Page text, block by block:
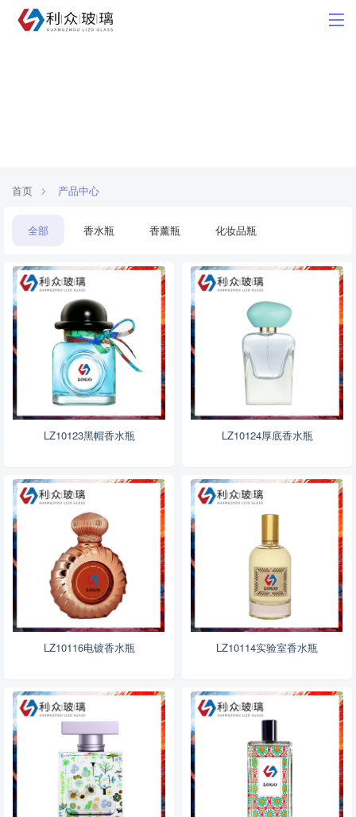
首页 产品中心
全部 香水瓶 香薰瓶 化妆品瓶
LZ10123黑帽香水瓶 LZ10124厚底香水瓶
LZ10116电镀香水瓶 LZ10114实验室香水瓶